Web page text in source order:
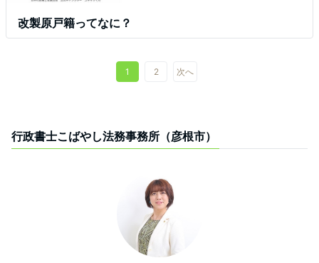
改製原戸籍ってなに？
1 2 次へ
行政書士こばやし法務事務所（彦根市）